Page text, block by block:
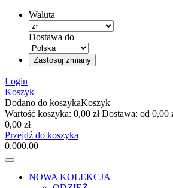
Waluta
Dostawa do
Zastosuj zmiany
Login
Koszyk
Dodano do koszykaKoszyk
Wartość koszyka: 0,00 złDostawa: od 0,00
0,00 zł
Przejdź do koszyka
0.000.00
NOWA KOLEKCJA